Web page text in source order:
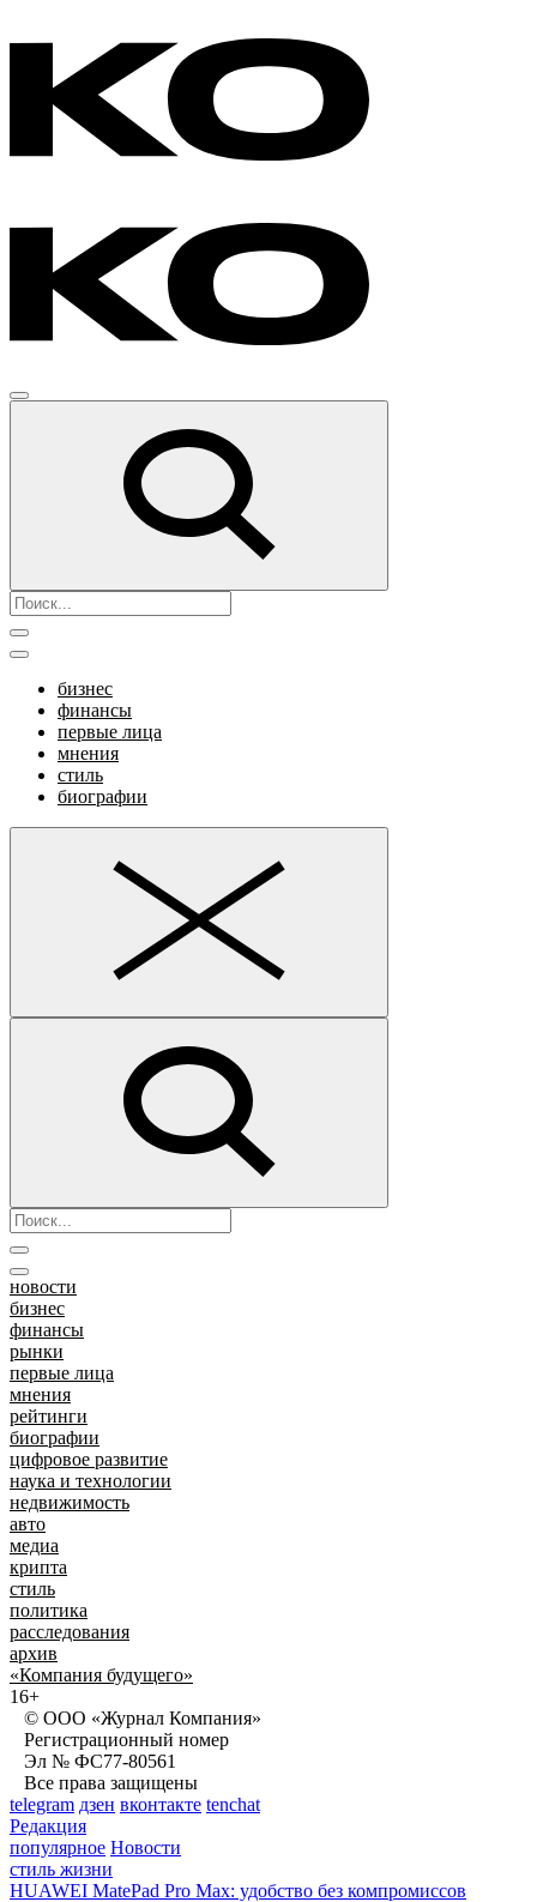
бизнес
финансы
первые лица
мнения
стиль
биографии
новости
бизнес
финансы
рынки
первые лица
мнения
рейтинги
биографии
цифровое развитие
наука и технологии
недвижимость
авто
медиа
крипта
стиль
политика
расследования
архив
«Компания будущего»
16+
© ООО «Журнал Компания»
Регистрационный номер
Эл № ФС77-80561
Все права защищены
telegram дзен вконтакте tenchat
Редакция
популярное Новости
стиль жизни
HUAWEI MatePad Pro Max: удобство без компромиссов